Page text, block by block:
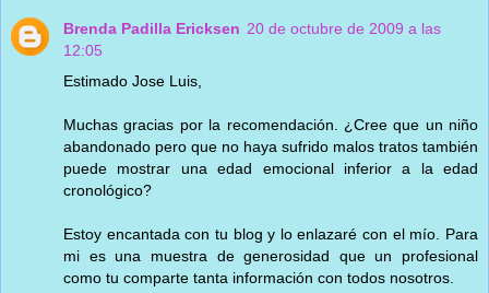
Brenda Padilla Ericksen 20 de octubre de 2009 a las
12:05
Estimado Jose Luis,
Muchas gracias por la recomendación. ¿Cree que un niño
abandonado pero que no haya sufrido malos tratos también
puede mostrar una edad emocional inferior a la edad
cronológico?
Estoy encantada con tu blog y lo enlazaré con el mío. Para
mi es una muestra de generosidad que un profesional
como tu comparte tanta información con todos nosotros.